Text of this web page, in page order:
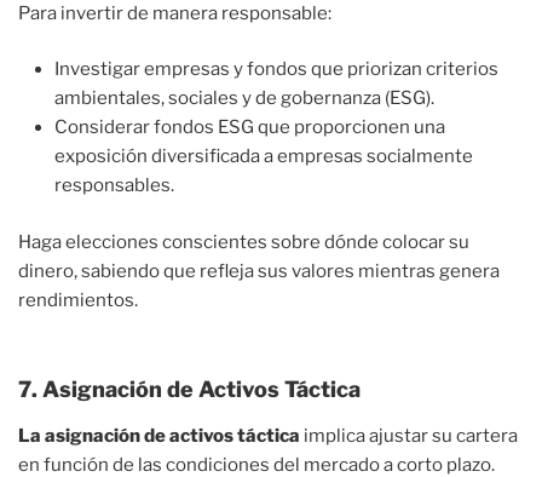
Para invertir de manera responsable:
Investigar empresas y fondos que priorizan criterios
ambientales, sociales y de gobernanza (ESG).
Considerar fondos ESG que proporcionen una
exposición diversificada a empresas socialmente
responsables.
Haga elecciones conscientes sobre dónde colocar su
dinero, sabiendo que refleja sus valores mientras genera
rendimientos.
7. Asignación de Activos Táctica
La asignación de activos táctica implica ajustar su cartera
en función de las condiciones del mercado a corto plazo.